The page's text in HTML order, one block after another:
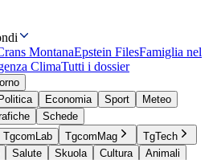
MontanaEpstein FilesFamiglia nel
ClimaTutti i dossier
Politica Economia Sport
Meteo
Schede
TgcomLab TgcomMag
TgTech
Salute Skuola Cultura
Animali